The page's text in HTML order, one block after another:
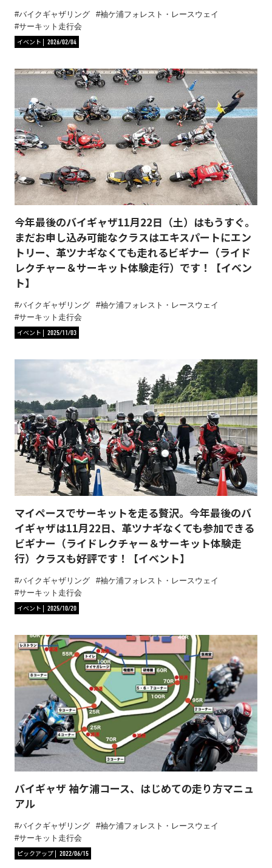
バイクギャザリング
袖ケ浦フォレスト・レースウェイ
サーキット走行会
イベント
2026/02/04
今年最後のバイギャザ11月22日（土）はもうすぐ。
まだお申し込み可能なクラスはエキスパートにエン
トリー、革ツナギなくても走れるビギナー（ライド
レクチャー＆サーキット体験走行）です！【イベン
ト】
バイクギャザリング
袖ケ浦フォレスト・レースウェイ
サーキット走行会
イベント
2025/11/03
マイペースでサーキットを走る贅沢。今年最後のバ
イギャザは11月22日、革ツナギなくても参加できる
ビギナー（ライドレクチャー＆サーキット体験走
行）クラスも好評です！【イベント】
バイクギャザリング
袖ケ浦フォレスト・レースウェイ
サーキット走行会
イベント
2025/10/20
バイギャザ 袖ケ浦コース、はじめての走り方マニュ
アル
バイクギャザリング
袖ケ浦フォレスト・レースウェイ
サーキット走行会
ピックアップ
2022/06/15